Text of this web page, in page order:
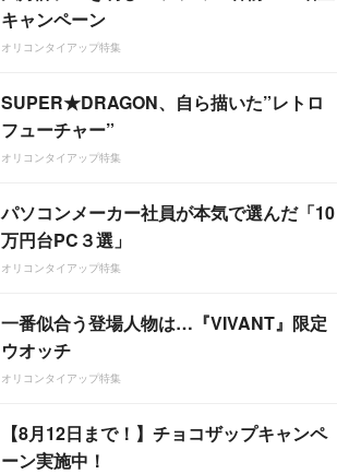
キャンペーン
オリコンタイアップ特集
SUPER★DRAGON、自ら描いた”レトロ
フューチャー”
オリコンタイアップ特集
パソコンメーカー社員が本気で選んだ「10
万円台PC３選」
オリコンタイアップ特集
一番似合う登場人物は…『VIVANT』限定
ウオッチ
オリコンタイアップ特集
【8月12日まで！】チョコザップキャンペ
ーン実施中！